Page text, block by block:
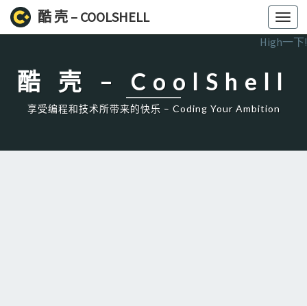
酷 壳 – COOLSHELL
High一下!
酷 壳 – CoolShell
享受编程和技术所带来的快乐 – Coding Your Ambition